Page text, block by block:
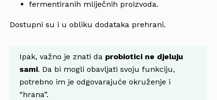
fermentiranih mliječnih proizvoda.
Dostupni su i u obliku dodataka prehrani.
Ipak, važno je znati da probiotici ne djeluju
sami. Da bi mogli obavljati svoju funkciju,
potrebno im je odgovarajuće okruženje i
“hrana”.